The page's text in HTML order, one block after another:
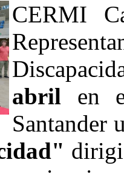
CERMI
abril en
Santander